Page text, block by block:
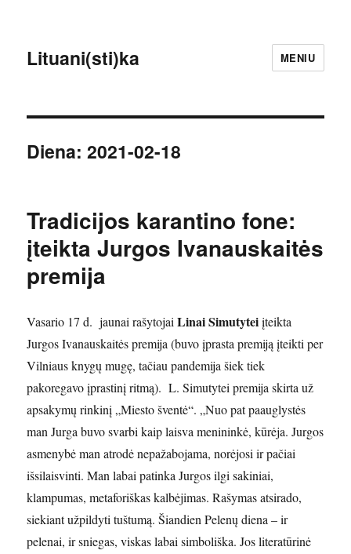
Lituani(sti)ka MENIU
Diena:2021-02-18
Tradicijos karantino fone:
įteikta Jurgos Ivanauskaitės
premija
Vasario 17 d. jaunai rašytojaiLinai Simutyteiįteikta
Jurgos Ivanauskaitės premija (buvo įprasta premiją įteikti per
Vilniaus knygų mugę, tačiau pandemija šiek tiek
pakoregavo įprastinį ritmą). L. Simutytei premija skirta už
apsakymų rinkinį „Miesto šventė“. „Nuo pat paauglystės
man Jurga buvo svarbi kaip laisva menininkė, kūrėja. Jurgos
asmenybė man atrodė nepažabojama, norėjosi ir pačiai
išsilaisvinti. Man labai patinka Jurgos ilgi sakiniai,
klampumas, metaforiškas kalbėjimas. Rašymas atsirado,
siekiant užpildyti tuštumą. Šiandien Pelenų diena – ir
pelenai, ir sniegas, viskas labai simboliška. Jos literatūrinė